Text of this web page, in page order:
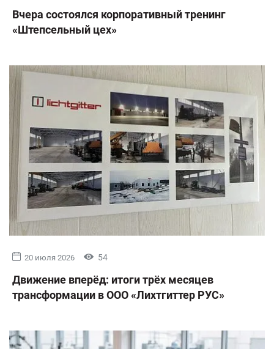
Вчера состоялся корпоративный тренинг
«Штепсельный цех»
20 июля 2026 54
Движение вперёд: итоги трёх месяцев
трансформации в ООО «Лихтгиттер РУС»